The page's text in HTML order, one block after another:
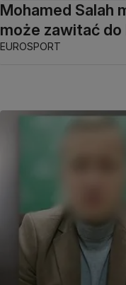
Mohamed Salah
może zawitać do
EUROSPORT